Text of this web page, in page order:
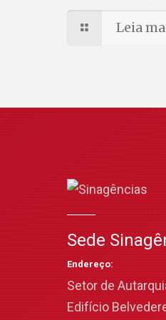
Leia
Sede
Endereço:
Setor de
Edifício